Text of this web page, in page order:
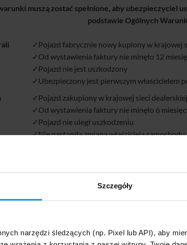
Szczegóły
narzędzi śledzących (np. Pixel lub API), aby
muszą zostać spełnione, aby ubezpieczyciel
podstawie Ogólnych
✓Pojazd fabrycznie nowy kupiony w krajowej
✓Od wystawienia faktury nie minęło 12
✓Pojazd nie jest uszkodzony
✓Ubezpieczony jest pierwszym właścicielem
✓Pojazd zakupiony w krajowej sieci dealerskiej
✓Od wystawienia faktury nie minęło 6
✓Pojazd nie uległ uszkodzeniu
✓Nie nastąpiła zmiana właściciela samochodu
✓Przebieg nie przekroczył 15 000 km
✓Nie nastąpiła zmiana właściciela pojazdu
✓Nie wystąpiła szkoda o wartości powyżej 20
uproszczeniu można powiedzieć, że wartość auta
Od wystawienia faktury nie minęło 6 lub 12 miesięcy